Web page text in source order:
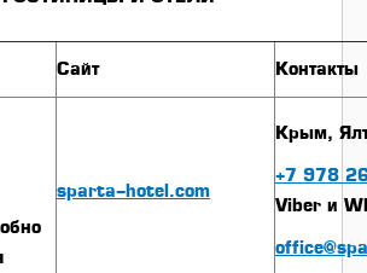
Сайт Контакты
sparta-hotel.com
Крым,
+7 978
Viber и